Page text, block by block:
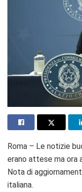
Roma – Le notizie
erano attese ma ora
Nota di
italiana.